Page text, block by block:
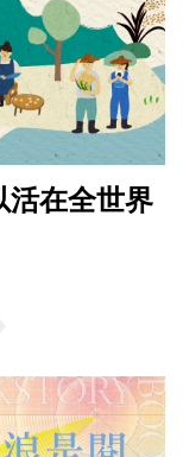
活在全世界